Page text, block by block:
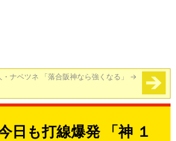
・ナベツネ 「落合阪神なら強くなる」 →
日も打線爆発 「神 １